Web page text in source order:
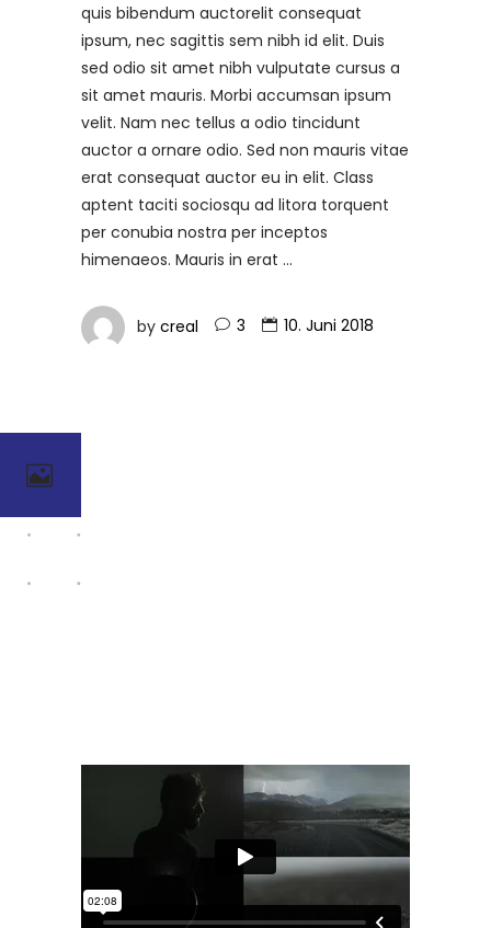
quis bibendum auctorelit consequat
ipsum, nec sagittis sem nibh id elit. Duis
sed odio sit amet nibh vulputate cursus a
sit amet mauris. Morbi accumsan ipsum
velit. Nam nec tellus a odio tincidunt
auctor a ornare odio. Sed non mauris vitae
erat consequat auctor eu in elit. Class
aptent taciti sociosqu ad litora torquent
per conubia nostra per inceptos
himenaeos. Mauris in erat
by creal 3 10. Juni 2018